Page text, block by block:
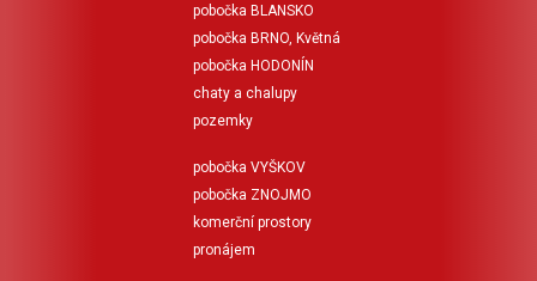
pobočka BLANSKO
pobočka BRNO, Květná
pobočka HODONÍN
chaty a chalupy
pozemky
pobočka VYŠKOV
pobočka ZNOJMO
komerční prostory
pronájem